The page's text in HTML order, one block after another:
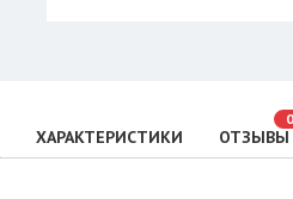
ХАРАКТЕРИСТИКИ ОТЗЫВЫ
0